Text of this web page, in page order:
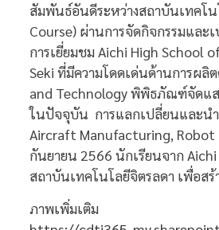
สัมพันธ์อันดีระหว่างสถาบันเทคโ
Course) ผ่านการจัดกิจกรรมและ
การเยี่ยมชม Aichi High School
Seki ที่มีความโดดเด่นด้านการผ
and Technology พิพิธภัณฑ์จัดแส
ในปัจจุบัน การแลกเปลี่ยนและนำ
Aircraft Manufacturing, Robot
กันยายน 2566 นักเรียนจาก
สถาบันเทคโนโลยีจิตรลดา เพื่อส
ภาพเพิ่มเติม